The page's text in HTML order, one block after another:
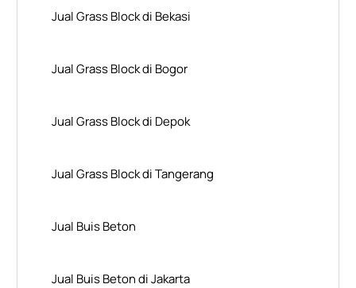
Jual Grass Block di Bekasi
Jual Grass Block di Bogor
Jual Grass Block di Depok
Jual Grass Block di Tangerang
Jual Buis Beton
Jual Buis Beton di Jakarta